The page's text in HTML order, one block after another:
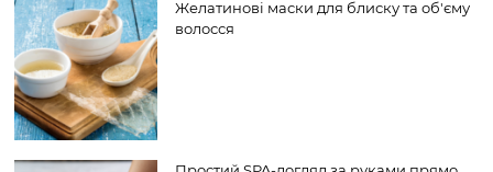
Желатинові маски для блиску та об'єму
волосся